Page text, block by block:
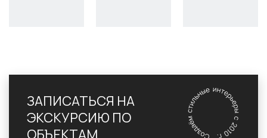
ЗАПИСАТЬСЯ НА
ЭКСКУРСИЮ ПО